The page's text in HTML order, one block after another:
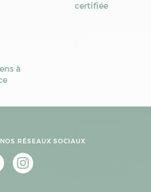
certifiée
à
RÉSEAUX SOCIAUX